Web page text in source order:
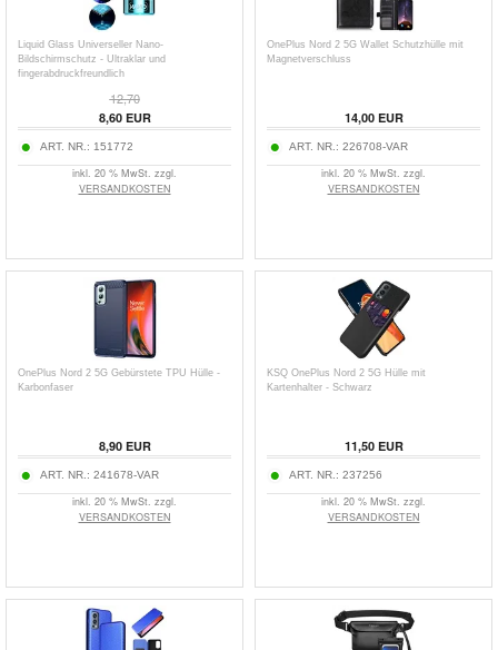
Liquid Glass Universeller Nano-
Bildschirmschutz - Ultraklar und
fingerabdruckfreundlich
12,70
8,60EUR
ART. NR.: 151772
inkl. 20 % MwSt. zzgl.
VERSANDKOSTEN
OnePlus Nord 2 5G Wallet Schutzhülle mit
Magnetverschluss
14,00EUR
ART. NR.: 226708-VAR
inkl. 20 % MwSt. zzgl.
VERSANDKOSTEN
OnePlus Nord 2 5G Gebürstete TPU Hülle -
Karbonfaser
8,90EUR
ART. NR.: 241678-VAR
inkl. 20 % MwSt. zzgl.
VERSANDKOSTEN
KSQ OnePlus Nord 2 5G Hülle mit
Kartenhalter - Schwarz
11,50EUR
ART. NR.: 237256
inkl. 20 % MwSt. zzgl.
VERSANDKOSTEN